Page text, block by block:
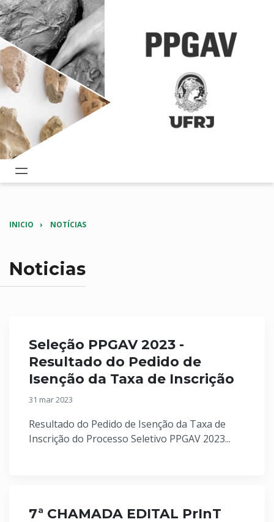
INICIO NOTÍCIAS
Noticias
Seleção PPGAV 2023 -
Resultado do Pedido de
Isenção da Taxa de Inscrição
31 mar 2023
Resultado do Pedido de Isenção da Taxa de
Inscrição do Processo Seletivo PPGAV 2023...
7ª CHAMADA EDITAL PrInT